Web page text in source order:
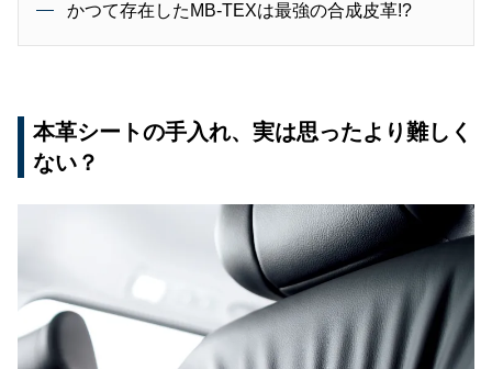
かつて存在したMB-TEXは最強の合成皮革!?
本革シートの手入れ、実は思ったより難しく
ない？